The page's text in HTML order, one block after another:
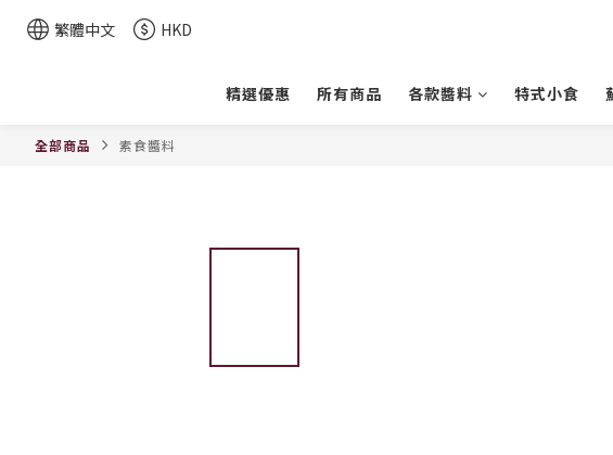
繁體中文 HKD
精選優惠 所有商品 各款醬料 特式小食
全部商品 素食醬料